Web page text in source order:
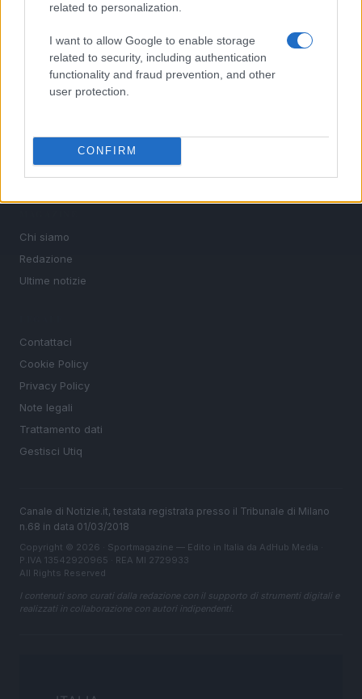
related to personalization.
I want to allow Google to enable storage
related to security, including authentication
functionality and fraud prevention, and other
user protection.
CONFIRM
SEZIONI
Tennis
Altri sport
Chi siamo
Redazione
Ultime notizie
Contattaci
Cookie Policy
Privacy Policy
Note legali
Trattamento dati
Gestisci Utiq
Canale di Notizie.it, testata registrata presso il Tribunale di Milano
n.68 in data 01/03/2018
Copyright © 2026 · Sportmagazine — Edito in Italia da AdHub Media
P.IVA 13542920965 · REA MI 2729933
All Rights Reserved
I contenuti sono curati dalla redazione con il supporto di strumenti digitali e
realizzati in collaborazione con autori indipendenti.